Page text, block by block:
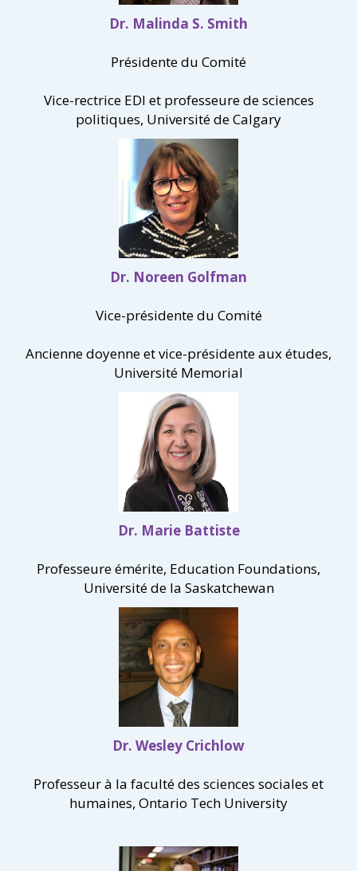
Dr. Malinda S. Smith
Présidente du Comité
Vice-rectrice EDI et professeure de sciences
politiques, Université de Calgary
Dr. Noreen Golfman
Vice-présidente du Comité
Ancienne doyenne et vice-présidente aux études,
Université Memorial
Dr. Marie Battiste
Professeure émérite, Education Foundations,
Université de la Saskatchewan
Dr. Wesley Crichlow
Professeur à la faculté des sciences sociales et
humaines, Ontario Tech University